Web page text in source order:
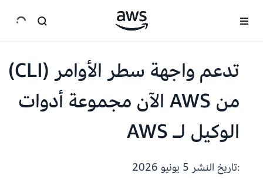
تدعم واجهة سطر الأوامر (CLI)
من AWS الآن مجموعة أدوات
الوكيل لـ AWS
:تاريخ النشر